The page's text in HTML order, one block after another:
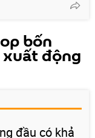
bốn
xuất động
đầu có khả